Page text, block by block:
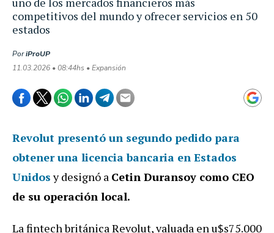
competitivos del mundo y ofrecer servicios en 50
estados
PoriProUP
11.03.2026 • 08:44hs • Expansión
Revolut presentó un segundo pedido para
obtener una licencia bancaria en Estados
Unidosy designó a Cetin Duransoy como CEO
de su operación local.
La fintech británica Revolut, valuada en u$s75.000